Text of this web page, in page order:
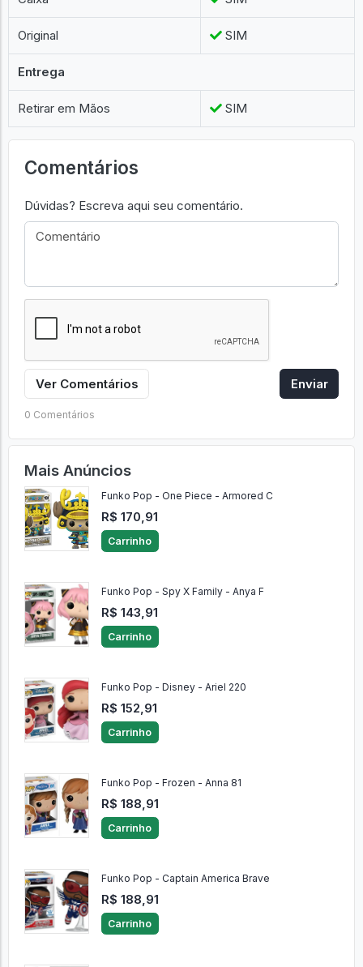
Original SIM
Entrega
Retirar em Mãos SIM
Comentários
Dúvidas? Escreva aqui seu comentário.
Ver Comentários Enviar
0 Comentários
Mais Anúncios
Funko Pop - One Piece - Armored C
R$ 170,91
Carrinho
Funko Pop - Spy X Family - Anya F
R$ 143,91
Carrinho
Funko Pop - Disney - Ariel 220
R$ 152,91
Carrinho
Funko Pop - Frozen - Anna 81
R$ 188,91
Carrinho
Funko Pop - Captain America Brave
R$ 188,91
Carrinho